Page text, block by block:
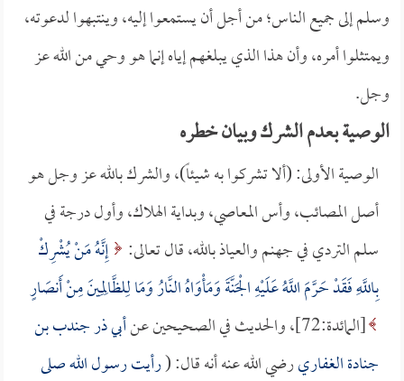
وسلم إلى جميع الناس؛ من أجل أن يستمعوا إليه، وينتبهوا لدعوته،
ويمتثلوا أمره، وأن هذا الذي يبلغهم إياه إنما هو وحي من الله عز
وجل.
الوصية بعدم الشرك وبيان خطره
الوصية الأولى: (ألا تشركوا به شيئاً)، والشرك بالله عز وجل هو
أصل المصائب، وأس المعاصي، وبداية الهلاك، وأول درجة في
سلم التردي في جهنم والعياذ بالله، قال تعالى: إِنَّهُ مَنْ يُشْرِكْ
بِاللَّهِ فَقَدْ حَرَّمَ اللَّهُ عَلَيْهِ الْجَنَّةَ وَمَأْوَاهُ النَّارُ وَمَا لِلظَّالِمِينَ مِنْ أَنصَارٍ
[المائدة:72]، والحديث في الصحيحين عن
أبي ذر جندب بن
جنادة الغفاريرضي الله عنه أنه قال: (رأيت رسول الله صلى